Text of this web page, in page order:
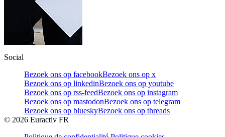
Social
Bezoek ons op facebookBezoek ons op x
Bezoek ons op linkedinBezoek ons op youtube
Bezoek ons op rss-feedBezoek ons op instagram
Bezoek ons op mastodonBezoek ons op telegram
Bezoek ons op blueskyBezoek ons op threads
© 2026 Euractiv FR